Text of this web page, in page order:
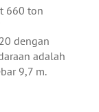
660 ton
dengan
adalah
9,7 m.